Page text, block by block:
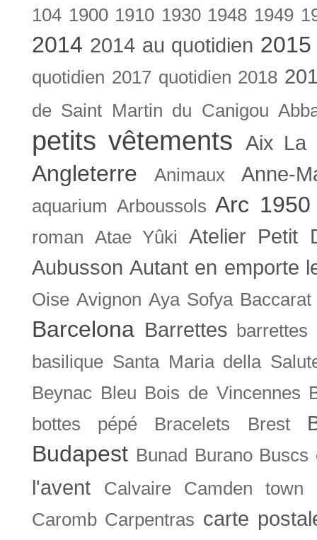
104 1900 1910 1930 1948 1949
2014 2014 au quotidien
quotidien 2017 quotidien 2018
de Saint Martin du Canigou
petits vêtements Aix La
Angleterre Animaux Anne-
aquarium Arboussols Arc 1950
roman Atae Yûki
Atelier Petit
Aubusson Autant en emporte
Oise Avignon Aya Sofya Baccarat
Barcelona Barrettes
basilique Santa Maria della
Beynac Bleu Bois de Vincennes
bottes pépé
Bracelets Brest
Budapest Bunad Burano Buscs
l'avent Calvaire Camden town
Caromb Carpentras carte